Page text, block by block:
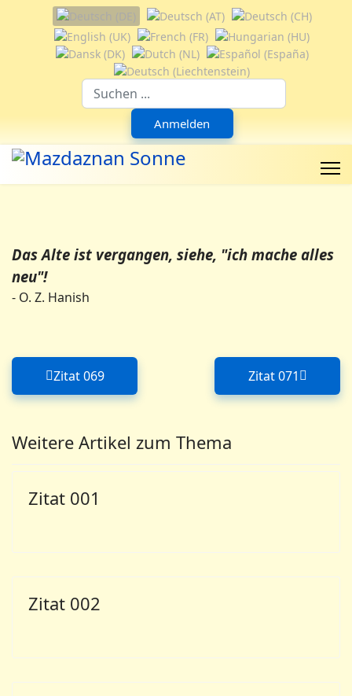
Sprache auswählen
Anmelden
Das Alte ist vergangen, siehe, "ich mache alles
neu"!
- O. Z. Hanish
Vorheriger Beitrag: Zitat 069
Zitat 069 Nächster
Zitat 071
Weitere Artikel zum Thema
Zitat 001
Zitat 002